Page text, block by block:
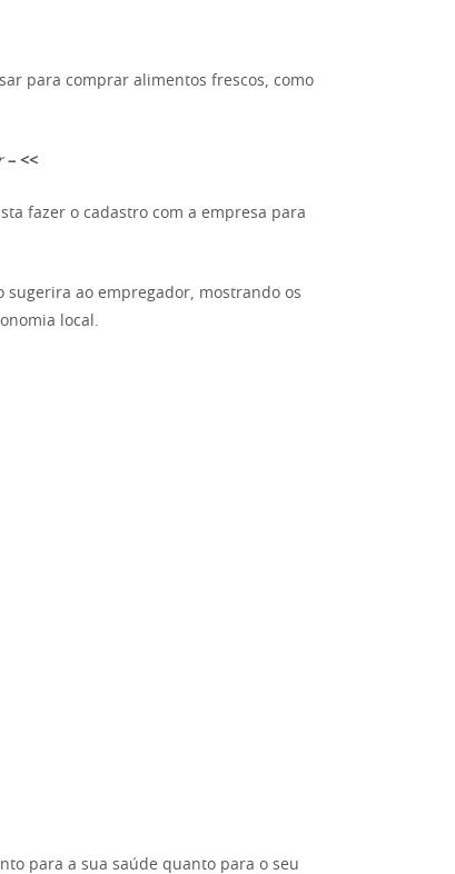
para comprar alimentos frescos, como
– <<
fazer o cadastro com a empresa para
sugerira ao empregador, mostrando os
local.
para a sua saúde quanto para o seu